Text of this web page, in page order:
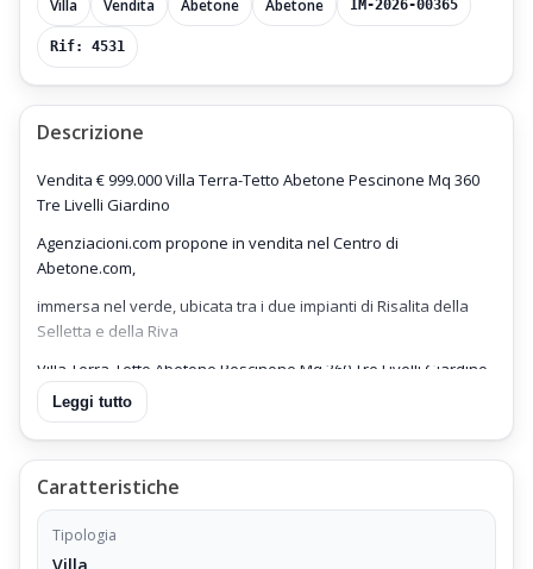
Villa Vendita Abetone Abetone IM-2026-00365
Rif: 4531
Descrizione
Vendita € 999.000 Villa Terra-Tetto Abetone Pescinone Mq 360
Tre Livelli Giardino
Agenziacioni.com propone in vendita nel Centro di
Abetone.com,
immersa nel verde, ubicata tra i due impianti di Risalita della
Selletta e della Riva
Villa Terra-Tetto Abetone Pescinone Mq 360 Tre Livelli Giardino
Fonte Piste Sci Parcheggio Privato,
e finiture interne di buon gusto;
Prezzo di Vendita Euro 999.000 Trattabile.
Leggi tutto
Caratteristiche
Tipologia